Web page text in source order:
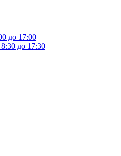
до 17:00
до 17:30